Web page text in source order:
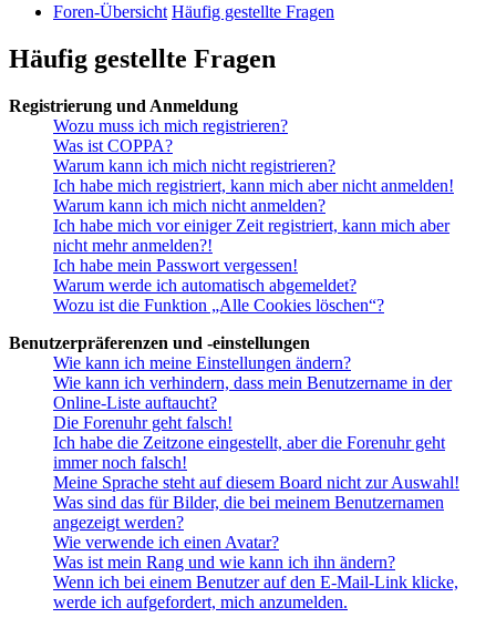
Foren-Übersicht Häufig gestellte Fragen
Häufig gestellte Fragen
Registrierung und Anmeldung
Wozu muss ich mich registrieren?
Was ist COPPA?
Warum kann ich mich nicht registrieren?
Ich habe mich registriert, kann mich aber nicht anmelden!
Warum kann ich mich nicht anmelden?
Ich habe mich vor einiger Zeit registriert, kann mich aber
nicht mehr anmelden?!
Ich habe mein Passwort vergessen!
Warum werde ich automatisch abgemeldet?
Wozu ist die Funktion „Alle Cookies löschen“?
Benutzerpräferenzen und -einstellungen
Wie kann ich meine Einstellungen ändern?
Wie kann ich verhindern, dass mein Benutzername in der
Online-Liste auftaucht?
Die Forenuhr geht falsch!
Ich habe die Zeitzone eingestellt, aber die Forenuhr geht
immer noch falsch!
Meine Sprache steht auf diesem Board nicht zur Auswahl!
Was sind das für Bilder, die bei meinem Benutzernamen
angezeigt werden?
Wie verwende ich einen Avatar?
Was ist mein Rang und wie kann ich ihn ändern?
Wenn ich bei einem Benutzer auf den E-Mail-Link klicke,
werde ich aufgefordert, mich anzumelden.